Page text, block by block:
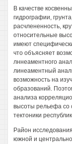
В качестве
гидрографии,
расчлененность,
относительные
имеют
что объясняет
лннеаментного
линеаментный
возможность на
образований.
анализа
высоты рельефа со
тектоники
Район
южной и